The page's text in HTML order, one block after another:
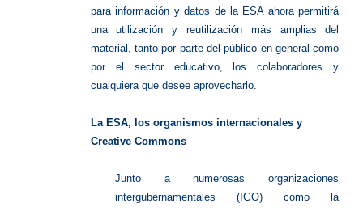
para información y datos de la ESA ahora permitirá
una utilización y reutilización más amplias del
material, tanto por parte del público en general como
por el sector educativo, los colaboradores y
cualquiera que desee aprovecharlo.
La ESA, los organismos internacionales y
Creative Commons
Junto a numerosas organizaciones
intergubernamentales (IGO) como la